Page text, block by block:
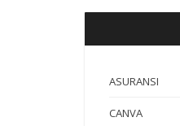
ASURANSI
CANVA